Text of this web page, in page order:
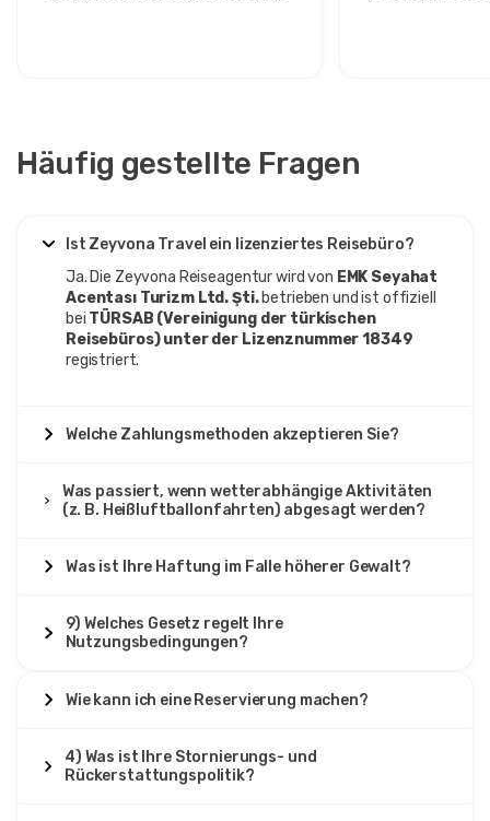
Häufig gestellte Fragen
Ist Zeyvona Travel ein lizenziertes Reisebüro?
Ja. Die Zeyvona Reiseagentur wird von EMK Seyahat
Acentası Turizm Ltd. Şti.betrieben und ist offiziell
bei TÜRSAB (Vereinigung der türkischen
Reisebüros) unter der Lizenznummer 18349
registriert.
Welche Zahlungsmethoden akzeptieren Sie?
Was passiert, wenn wetterabhängige Aktivitäten
(z. B. Heißluftballonfahrten) abgesagt werden?
Was ist Ihre Haftung im Falle höherer Gewalt?
9) Welches Gesetz regelt Ihre
Nutzungsbedingungen?
Wie kann ich eine Reservierung machen?
4) Was ist Ihre Stornierungs- und
Rückerstattungspolitik?